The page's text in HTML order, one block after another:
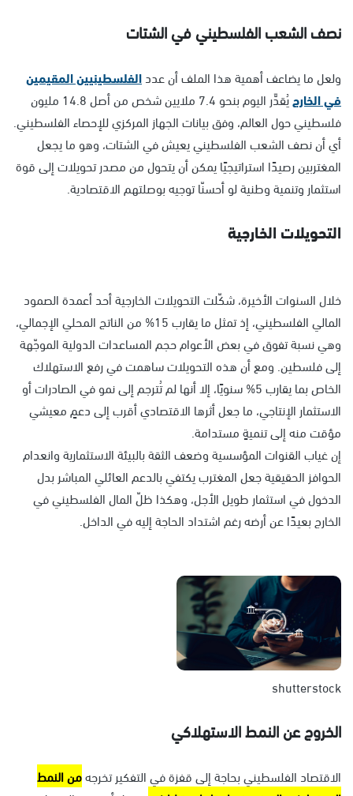
نصف الشعب الفلسطيني في الشتات
ولعل ما يضاعف أهمية هذا الملف أن عددالفلسطينيين المقيمين
في الخارج
يُقدَّر اليوم بنحو 7.4 ملايين شخص من أصل 14.8 مليون
فلسطيني حول العالم، وفق بيانات الجهاز المركزي للإحصاء الفلسطيني.
أي أن نصف الشعب الفلسطيني يعيش في الشتات، وهو ما يجعل
المغتربين رصيدًا استراتيجيًا يمكن أن يتحول من مصدر تحويلات إلى قوة
استثمار وتنمية وطنية لو أحسنّا توجيه بوصلتهم الاقتصادية.
التحويلات الخارجية
خلال السنوات الأخيرة، شكّلت التحويلات الخارجية أحد أعمدة الصمود
المالي الفلسطيني، إذ تمثل ما يقارب 15% من الناتج المحلي الإجمالي،
وهي نسبة تفوق في بعض الأعوام حجم المساعدات الدولية الموجّهة
إلى فلسطين. ومع أن هذه التحويلات ساهمت في رفع الاستهلاك
الخاص بما يقارب 5% سنويًا، إلا أنها لم تُترجم إلى نمو في الصادرات أو
الاستثمار الإنتاجي، ما جعل أثرها الاقتصادي أقرب إلى دعمٍ معيشي
مؤقت منه إلى تنميةٍ مستدامة.
إن غياب القنوات المؤسسية وضعف الثقة بالبيئة الاستثمارية وانعدام
الحوافز الحقيقية جعل المغترب يكتفي بالدعم العائلي المباشر بدل
الدخول في استثمار طويل الأجل، وهكذا ظلّ المال الفلسطيني في
الخارج بعيدًا عن أرضه رغم اشتداد الحاجة إليه في الداخل.
shutterstock
الخروج عن النمط الاستهلاكي
الاقتصاد الفلسطيني بحاجة إلى قفزة في التفكير تخرجهمن النمط